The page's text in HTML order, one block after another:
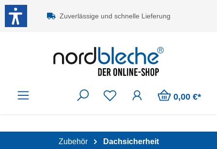
Zum Hauptinhalt springen
Zuverlässige und schnelle Lieferung
0,00 €*
Zubehör Dachsicherheit